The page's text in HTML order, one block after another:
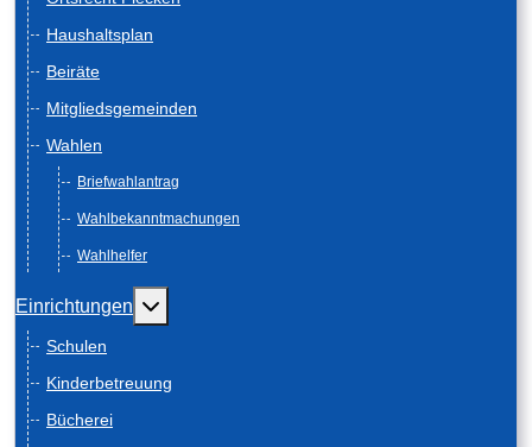
Haushaltsplan
Beiräte
Mitgliedsgemeinden
Wahlen
Briefwahlantrag
Wahlbekanntmachungen
Wahlhelfer
Einrichtungen Weitere Informationen: Einrichtungen
Schulen
Kinderbetreuung
Bücherei